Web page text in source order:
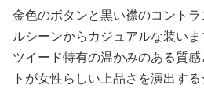
金色のボタンと黒い襟のコント
ルシーンからカジュアルな装いま
ツイード特有の温かみのある質
トが女性らしい上品さを演出する